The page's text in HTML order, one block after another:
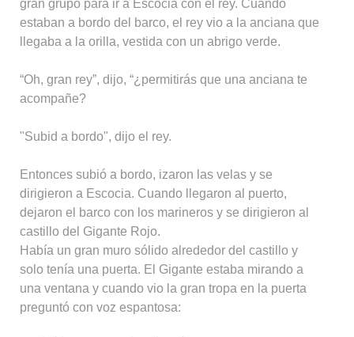
gran grupo para ir a Escocia con el rey. Cuando
estaban a bordo del barco, el rey vio a la anciana que
llegaba a la orilla, vestida con un abrigo verde.
“Oh, gran rey”, dijo, “¿permitirás que una anciana te
acompañe?
"Subid a bordo", dijo el rey.
Entonces subió a bordo, izaron las velas y se
dirigieron a Escocia. Cuando llegaron al puerto,
dejaron el barco con los marineros y se dirigieron al
castillo del Gigante Rojo.
Había un gran muro sólido alrededor del castillo y
solo tenía una puerta. El Gigante estaba mirando a
una ventana y cuando vio la gran tropa en la puerta
preguntó con voz espantosa: